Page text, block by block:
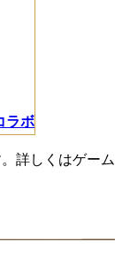
ラボ
詳しくはゲーム